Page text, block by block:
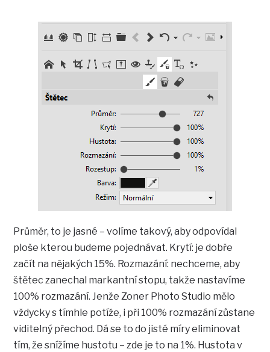
Průměr, to je jasné – volíme takový, aby odpovídal
ploše kterou budeme pojednávat. Krytí: je dobře
začít na nějakých 15%. Rozmazání: nechceme, aby
štětec zanechal markantní stopu, takže nastavíme
100% rozmazání. Jenže Zoner Photo Studio mělo
vždycky s tímhle potíže, i při 100% rozmazání zůstane
viditelný přechod. Dá se to do jisté míry eliminovat
tím, že snížíme hustotu – zde je to na 1%. Hustota v